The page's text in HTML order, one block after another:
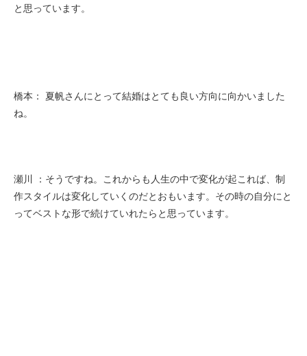
と思っています。
橋本： 夏帆さんにとって結婚はとても良い方向に向かいました
ね。
瀬川 ：そうですね。これからも人生の中で変化が起これば、制
作スタイルは変化していくのだとおもいます。その時の自分にと
ってベストな形で続けていれたらと思っています。